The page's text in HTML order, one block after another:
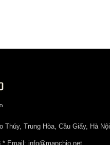
Thúy, Trung Hòa, Cầu Giấy, Hà Nội
* Email: info@manchio.net